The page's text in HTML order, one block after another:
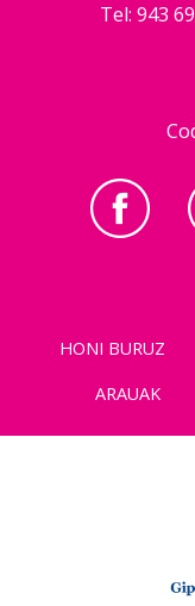
Tel: 943
HONI BURUZ
ARAUAK